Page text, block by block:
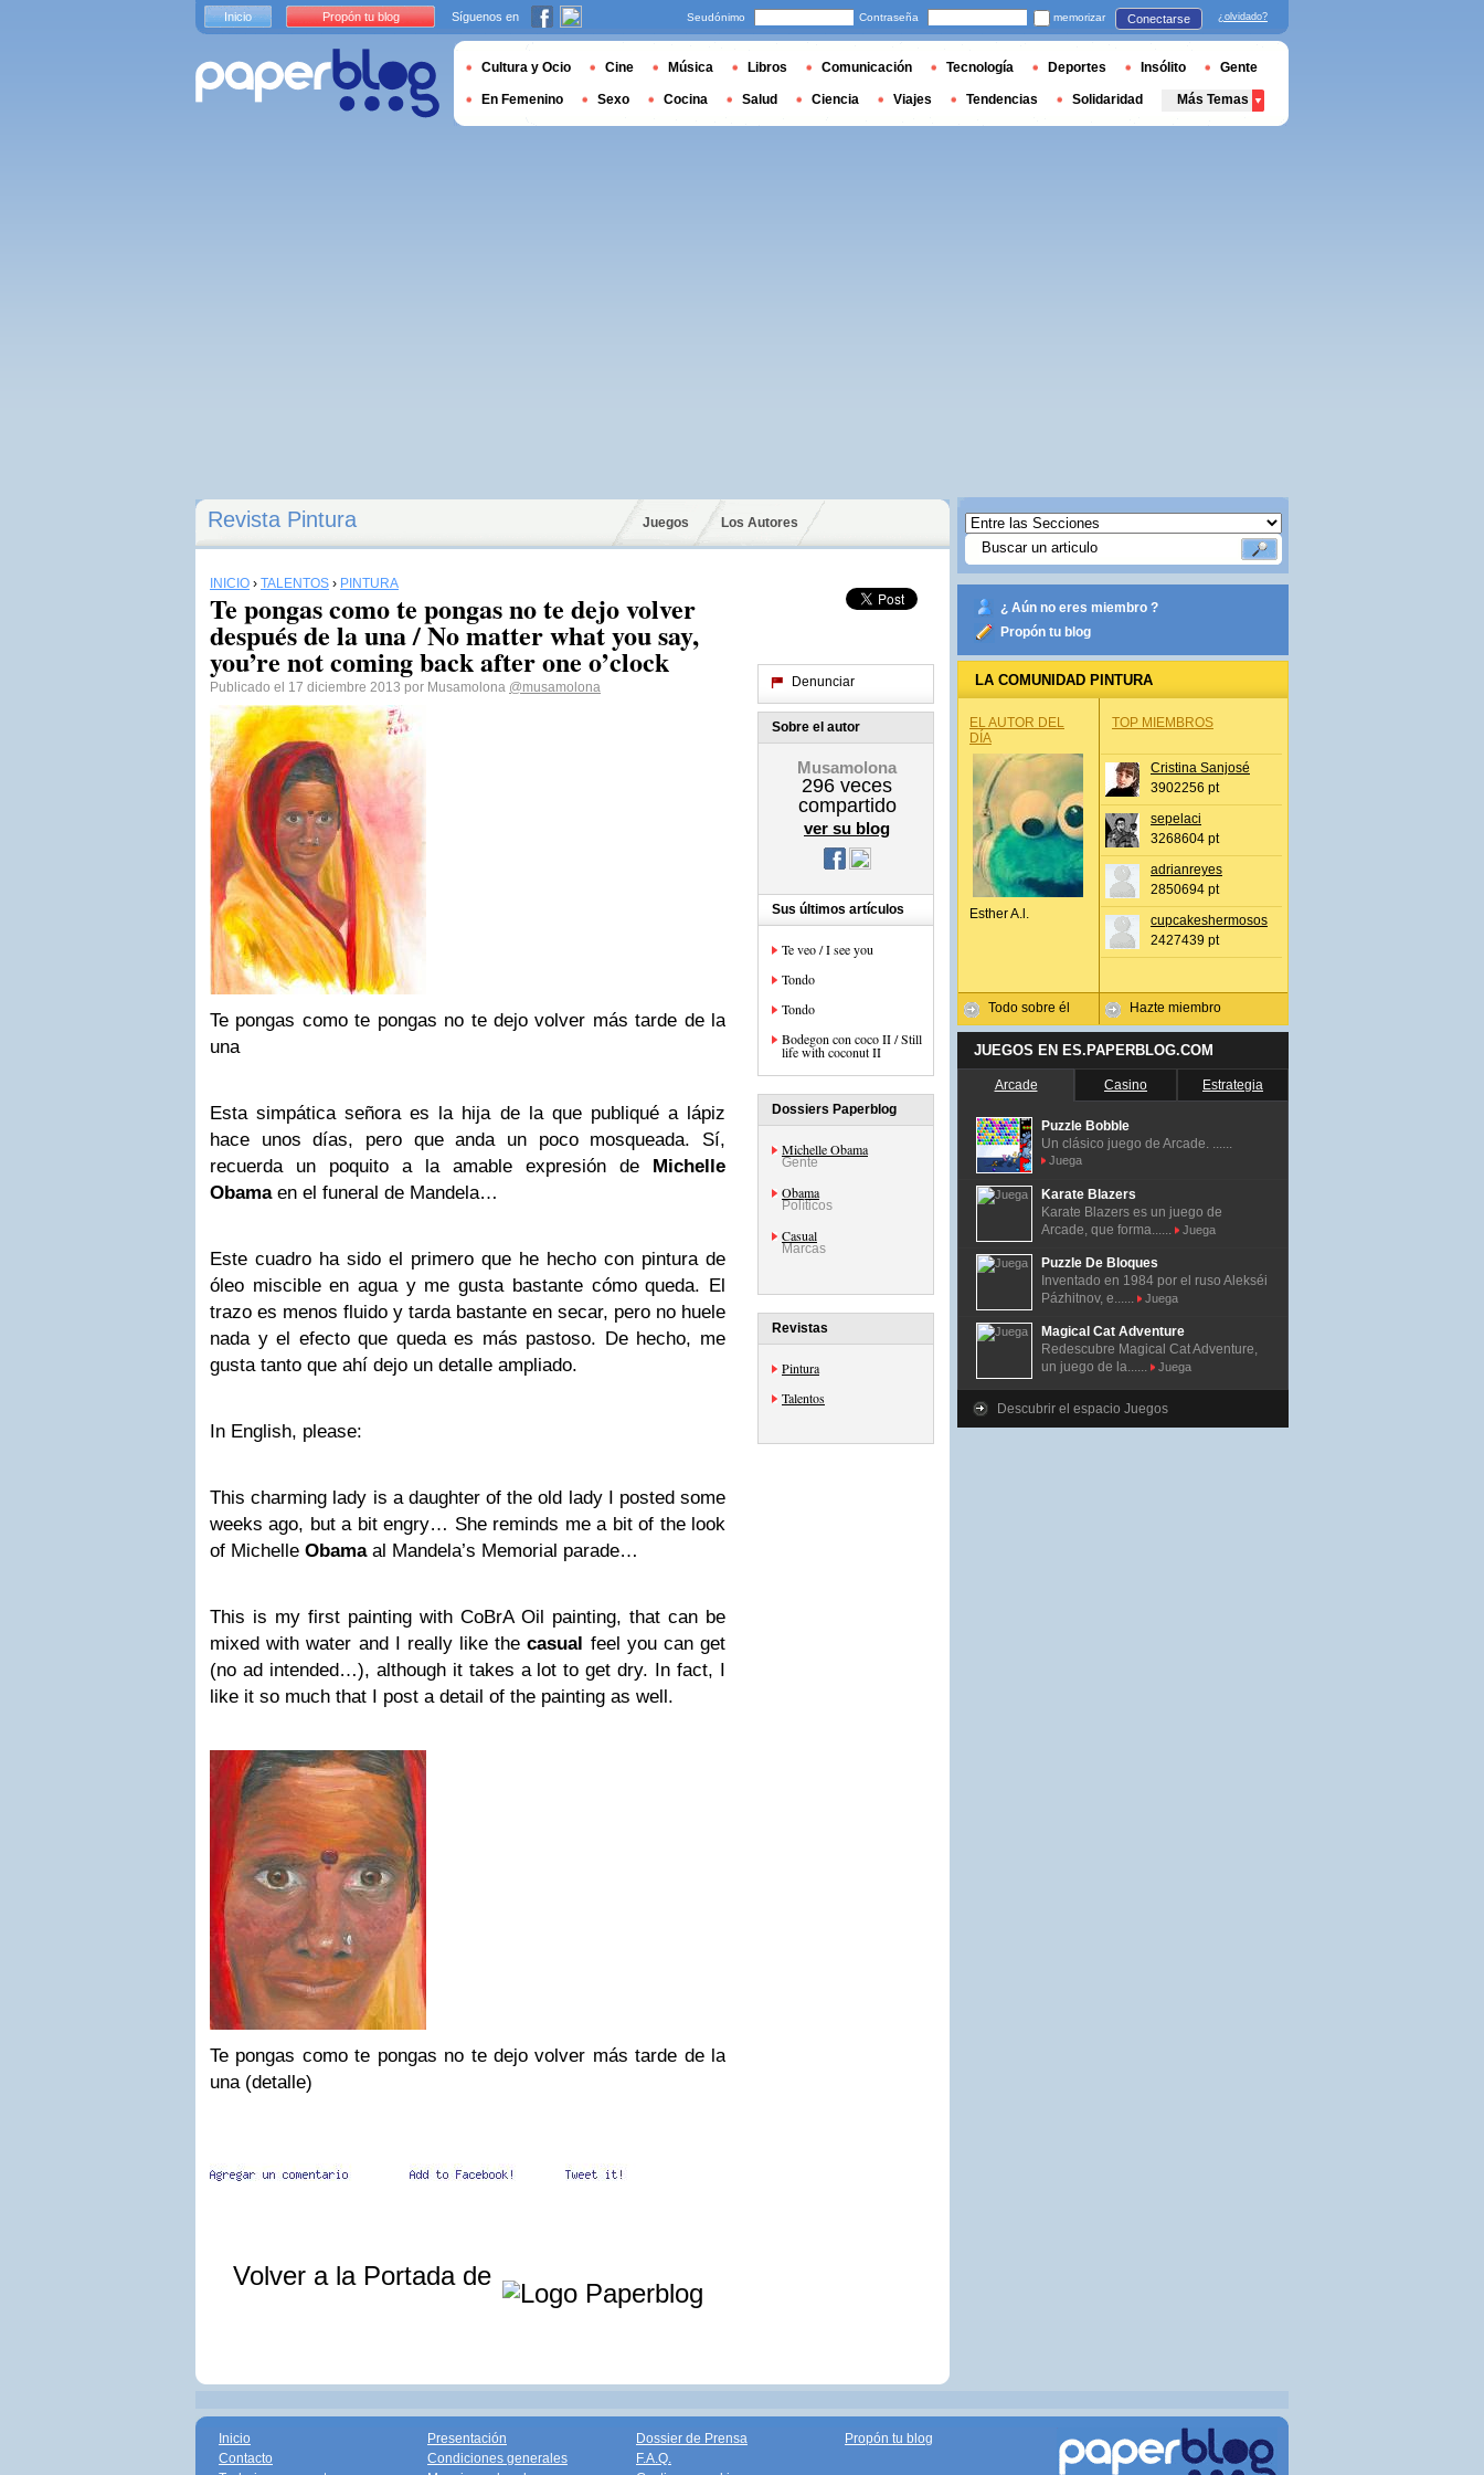
Revista Pintura Juegos Los Autores
INICIO › TALENTOS › PINTURA
Te pongas como te pongas no te dejo volver
después de la una / No matter what you say,
you’re not coming back after one o’clock
Publicado el 17 diciembre 2013 por Musamolona @musamolona
Te pongas como te pongas no te dejo volver más tarde de la
una
Esta simpática señora es la hija de la que publiqué a lápiz
hace unos días, pero que anda un poco mosqueada. Sí,
recuerda un poquito a la amable expresión de Michelle
Obamaen el funeral de Mandela…
Este cuadro ha sido el primero que he hecho con pintura de
óleo miscible en agua y me gusta bastante cómo queda. El
trazo es menos fluido y tarda bastante en secar, pero no huele
nada y el efecto que queda es más pastoso. De hecho, me
gusta tanto que ahí dejo un detalle ampliado.
In English, please:
This charming lady is a daughter of the old lady I posted some
weeks ago, but a bit engry… She reminds me a bit of the look
of Michelle Obamaal Mandela’s Memorial parade…
This is my first painting with CoBrA Oil painting, that can be
mixed with water and I really like thecasual feel you can get
(no ad intended…), although it takes a lot to get dry. In fact, I
like it so much that I post a detail of the painting as well.
Te pongas como te pongas no te dejo volver más tarde de la
una (detalle)
Volver a la Portada de
Denunciar
Sobre el autor
Musamolona
296 veces
compartido
ver su blog
Sus últimos artículos
Te veo / I see you
Tondo
Tondo
Bodegon con coco II / Still
life with coconut II
Dossiers Paperblog
Michelle Obama
Gente
Obama
Políticos
Casual
Marcas
Revistas
Pintura
Talentos
¿ Aún no eres miembro ?
Propón tu blog
LA COMUNIDAD PINTURA
EL AUTOR DEL
DÍA
Esther A.l.
Todo sobre él
TOP MIEMBROS
Cristina Sanjosé
3902256 pt
sepelaci
3268604 pt
adrianreyes
2850694 pt
cupcakeshermosos
2427439 pt
Hazte miembro
JUEGOS EN ES.PAPERBLOG.COM
Arcade Casino Estrategia
Puzzle Bobble
Un clásico juego de Arcade. ......
Juega
Karate Blazers
Karate Blazers es un juego de
Arcade, que forma......
Juega
Puzzle De Bloques
Inventado en 1984 por el ruso Alekséi
Pázhitnov, e......
Juega
Magical Cat Adventure
Redescubre Magical Cat Adventure,
un juego de la......
Juega
Descubrir el espacio Juegos
Inicio Propón tu blog Síguenos en Seudónimo Contraseña memorizar Conectarse ¿olvidado?
Cultura y Ocio Cine Música Libros Comunicación Tecnología Deportes Insólito Gente
En Femenino Sexo Cocina Salud Ciencia Viajes Tendencias Solidaridad Más Temas
Inicio
Contacto
Presentación
Condiciones generales
Dossier de Prensa
F.A.Q.
Propón tu blog